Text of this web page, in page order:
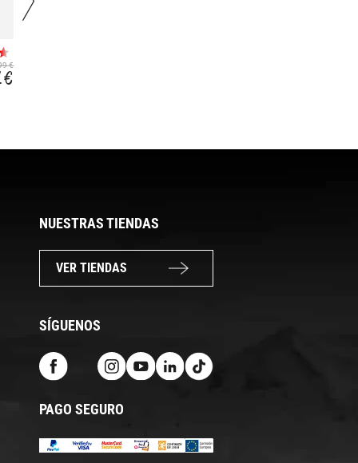
€
€
NUESTRAS TIENDAS
VER TIENDAS
SÍGUENOS
PAGO SEGURO